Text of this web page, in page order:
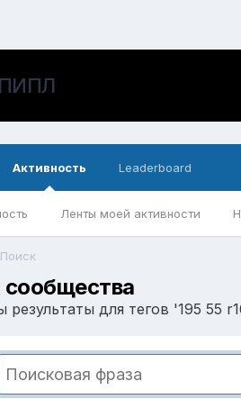
Активность
Ленты моей активности
Leaderboard
Поиск
сообщества
результаты для тегов '195 55